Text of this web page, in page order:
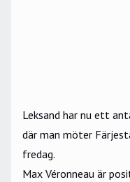
Leksand har nu ett
där man möter
fredag.
Max Véronneau är